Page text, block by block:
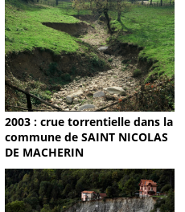
2003 : crue torrentielle dans la
commune de SAINT NICOLAS
DE MACHERIN